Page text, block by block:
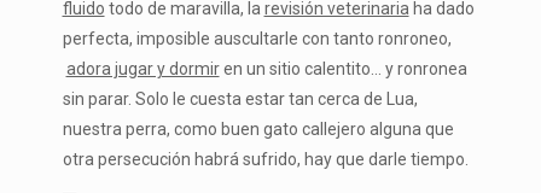
fluido todo de maravilla, la revisión veterinaria ha dado
perfecta, imposible auscultarle con tanto ronroneo,
adora jugar y dormiren un sitio calentito… y ronronea
sin parar. Solo le cuesta estar tan cerca de Lua,
nuestra perra, como buen gato callejero alguna que
otra persecución habrá sufrido, hay que darle tiempo.